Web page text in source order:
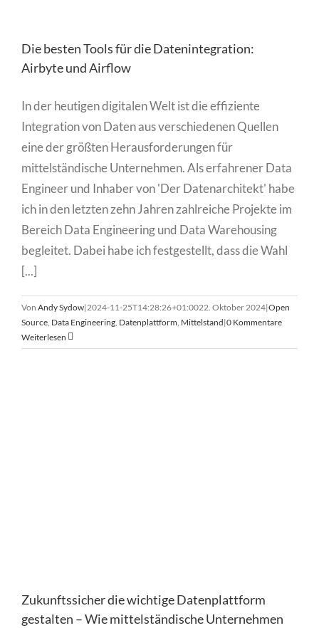
Die besten Tools für die Datenintegration:
Airbyte und Airflow
In der heutigen digitalen Welt ist die effiziente
Integration von Daten aus verschiedenen Quellen
eine der größten Herausforderungen für
mittelständische Unternehmen. Als erfahrener Data
Engineer und Inhaber von 'Der Datenarchitekt' habe
ich in den letzten zehn Jahren zahlreiche Projekte im
Bereich Data Engineering und Data Warehousing
begleitet. Dabei habe ich festgestellt, dass die Wahl
[...]
Von Andy Sydow|2024-11-25T14:28:26+01:0022. Oktober 2024|Open
Source Data Engineering Datenplattform Mittelstand|0 Kommentare
Weiterlesen
Zukunftssicher die wichtige Datenplattform
gestalten – Wie mittelständische Unternehmen